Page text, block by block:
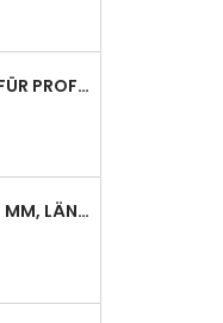
ENDKAPPE FÜR PROFI & RACER
WELLE Ø 20 MM, LÄNGE 390 MM